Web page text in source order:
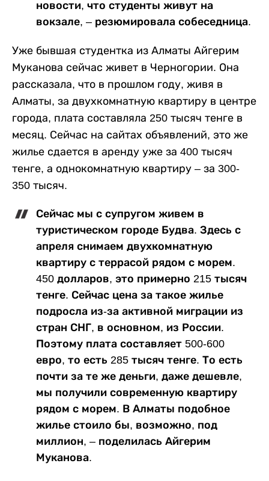
новости, что студенты живут на
вокзале, – резюмировала собеседница.
Уже бывшая студентка из Алматы Айгерим
Муканова сейчас живет в Черногории. Она
рассказала, что в прошлом году, живя в
Алматы, за двухкомнатную квартиру в центре
города, плата составляла 250 тысяч тенге в
месяц. Сейчас на сайтах объявлений, это же
жилье сдается в аренду уже за 400 тысяч
тенге, а однокомнатную квартиру – за 300-
350 тысяч.
Сейчас мы с супругом живем в
туристическом городе Будва. Здесь с
апреля снимаем двухкомнатную
квартиру с террасой рядом с морем.
450 долларов, это примерно 215 тысяч
тенге. Сейчас цена за такое жилье
подросла из-за активной миграции из
стран СНГ, в основном, из России.
Поэтому плата составляет 500-600
евро, то есть 285 тысяч тенге. То есть
почти за те же деньги, даже дешевле,
мы получили современную квартиру
рядом с морем. В Алматы подобное
жилье стоило бы, возможно, под
миллион, – поделилась Айгерим
Муканова.